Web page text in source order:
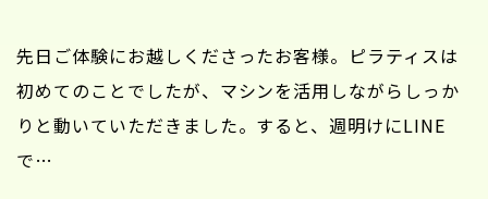
先日ご体験にお越しくださったお客様。ピラティスは
初めてのことでしたが、マシンを活用しながらしっか
りと動いていただきました。すると、週明けにLINE
で…